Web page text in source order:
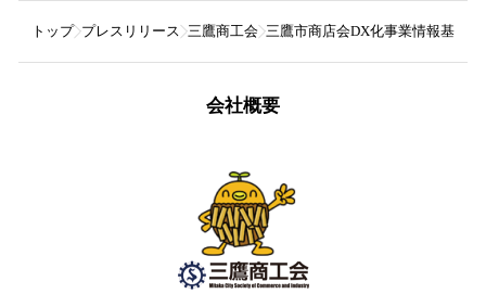
トップ プレスリリース 三鷹商工会 三鷹市商店会DX化事業情報基盤
会社概要